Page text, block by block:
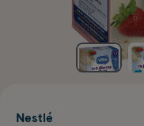
Nestlé